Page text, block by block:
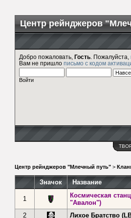
Центр рейнджеров
Добро пожаловать, Гость . Пожалуйста,
Вам не пришло письмо с кодом
Войти
Центр рейнджеров "Млечный путь" >
Значок Название
1
Космическая
"Авалон")
2 Лихое Братство